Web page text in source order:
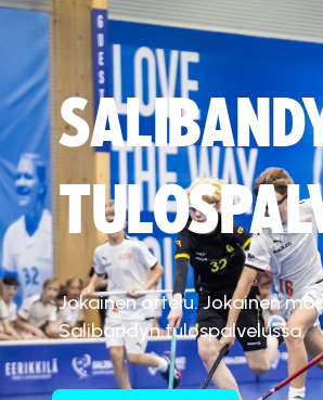
Jokainen ottelu. Jokainen
Salibandyn tulospalvelussa.